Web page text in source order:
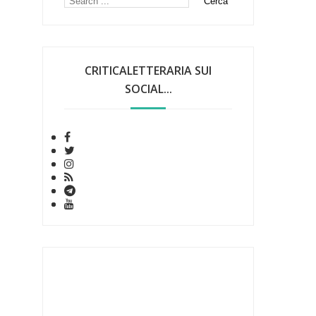
CRITICALETTERARIA SUI
SOCIAL...